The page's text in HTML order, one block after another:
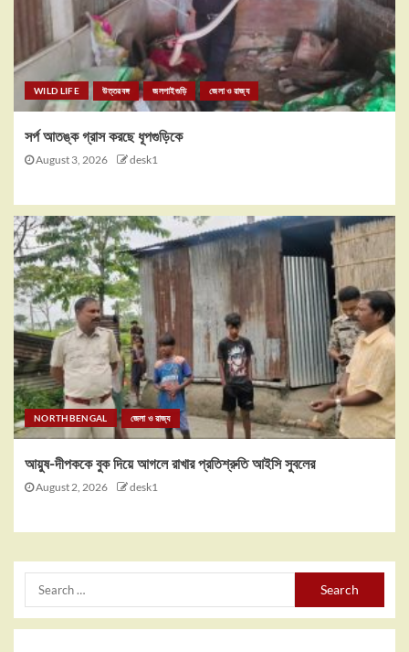
WILD LIFE উত্তরবঙ্গ জলপাইগুড়ি জেলা ও রাজ্য
সর্প আতঙ্ক গ্রাস করছে ধূপগুড়িকে
August 3, 2026 desk1
NORTHBENGAL জেলা ও রাজ্য
আয়ুষ-দীপককে বুক দিয়ে আগলে রাখার প্রতিশ্রুতি আইসি সুবলের
August 2, 2026 desk1